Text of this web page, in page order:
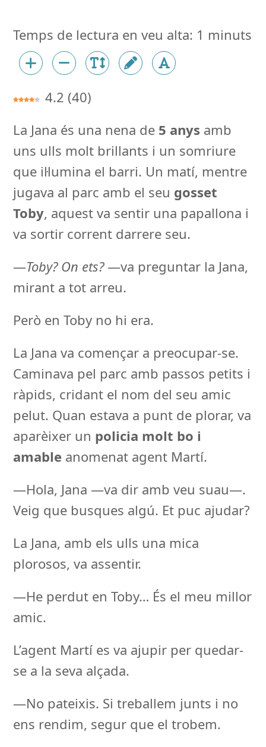
4.2 (40)
La Jana és una nena de 5 anys amb
uns ulls molt brillants i un somriure
que il·lumina el barri. Un matí, mentre
jugava al parc amb el seu gosset
Toby, aquest va sentir una papallona i
va sortir corrent darrere seu.
—Toby? On ets?—va preguntar la Jana,
mirant a tot arreu.
Però en Toby no hi era.
La Jana va començar a preocupar-se.
Caminava pel parc amb passos petits i
ràpids, cridant el nom del seu amic
pelut. Quan estava a punt de plorar, va
aparèixer un policia molt bo i
amable anomenat agent Martí.
—Hola, Jana —va dir amb veu suau—.
Veig que busques algú. Et puc ajudar?
La Jana, amb els ulls una mica
plorosos, va assentir.
—He perdut en Toby… És el meu millor
amic.
L’agent Martí es va ajupir per quedar-
se a la seva alçada.
—No pateixis. Si treballem junts i no
ens rendim, segur que el trobem.